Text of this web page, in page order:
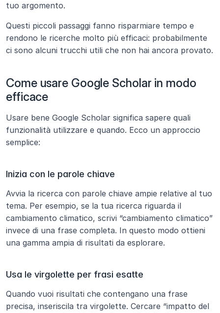
tuo argomento.
Questi piccoli passaggi fanno risparmiare tempo e
rendono le ricerche molto più efficaci: probabilmente
ci sono alcuni trucchi utili che non hai ancora provato.
Come usare Google Scholar in modo
efficace
Usare bene Google Scholar significa sapere quali
funzionalità utilizzare e quando. Ecco un approccio
semplice:
Inizia con le parole chiave
Avvia la ricerca con parole chiave ampie relative al tuo
tema. Per esempio, se la tua ricerca riguarda il
cambiamento climatico, scrivi “cambiamento climatico”
invece di una frase completa. In questo modo ottieni
una gamma ampia di risultati da esplorare.
Usa le virgolette per frasi esatte
Quando vuoi risultati che contengano una frase
precisa, inseriscila tra virgolette. Cercare “impatto del